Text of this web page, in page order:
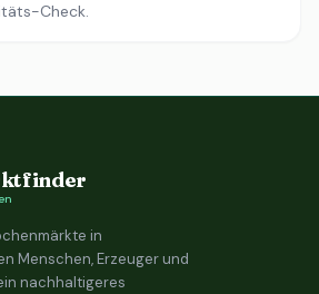
Check.
in
Menschen, Erzeuger und
nachhaltigeres